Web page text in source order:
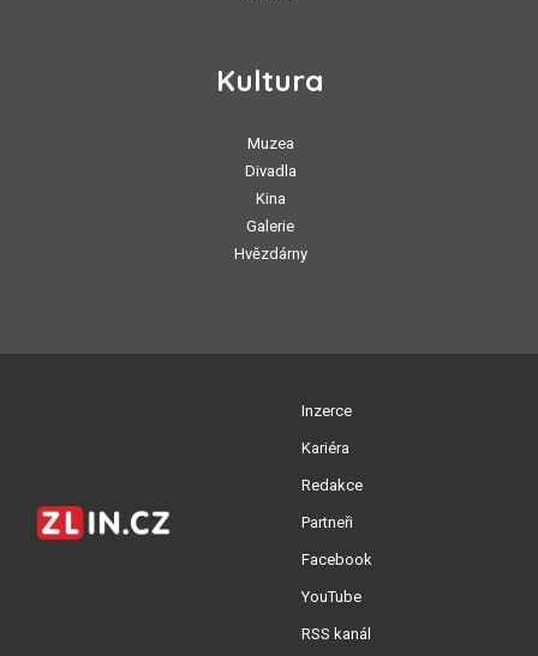
Kultura
Muzea
Divadla
Kina
Galerie
Hvězdárny
Inzerce
Kariéra
Redakce
Partneři
Facebook
YouTube
RSS kanál